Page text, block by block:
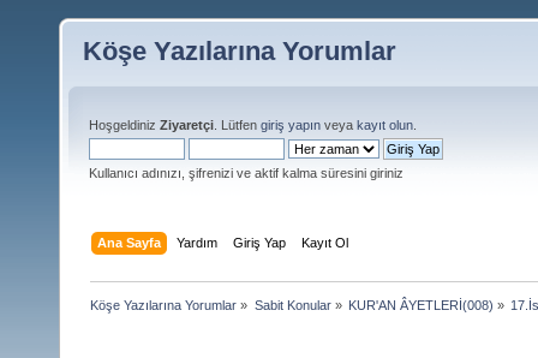
Köşe Yazılarına Yorumlar
Hoşgeldiniz Ziyaretçi . Lütfen giriş yapın veya kayıt olun
Kullanıcı adınızı, şifrenizi ve aktif kalma süresini giriniz
Ana Sayfa Yardım Giriş Yap Kayıt Ol
Köşe Yazılarına Yorumlar » Sabit Konular» KUR'AN ÂYETLERİ(008) »